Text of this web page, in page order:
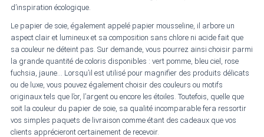
d’inspiration écologique.
Le papier de soie, également appelé papier mousseline, il arbore un
aspect clair et lumineux et sa composition sans chlore ni acide fait que
sa couleur ne déteint pas. Sur demande, vous pourrez ainsi choisir parmi
la grande quantité de coloris disponibles : vert pomme, bleu ciel, rose
fuchsia, jaune… Lorsqu’il est utilisé pour magnifier des produits délicats
ou de luxe, vous pouvez également choisir des couleurs ou motifs
originaux tels que l’or, l’argent ou encore les étoiles. Toutefois, quelle que
soit la couleur du papier de soie, sa qualité incomparable fera ressortir
vos simples paquets de livraison comme étant des cadeaux que vos
clients apprécieront certainement de recevoir.